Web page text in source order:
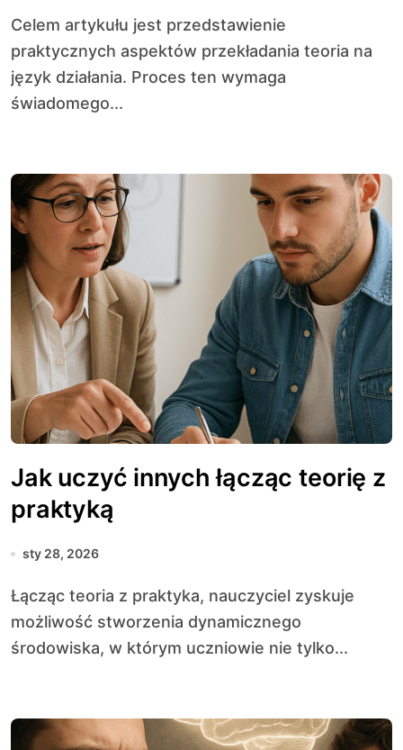
Celem artykułu jest przedstawienie
praktycznych aspektów przekładania teoria na
język działania. Proces ten wymaga
świadomego...
Jak uczyć innych łącząc teorię z
praktyką
sty 28, 2026
Łącząc teoria z praktyka, nauczyciel zyskuje
możliwość stworzenia dynamicznego
środowiska, w którym uczniowie nie tylko...